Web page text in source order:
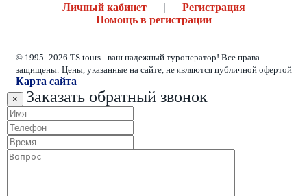
Личный кабинет| Регистрация
Помощь в регистрации
© 1995–2026 TS tours - ваш надежный туроператор! Все права
защищены. Цены, указанные на сайте, не являются публичной офертой
Карта сайта
× Заказать обратный звонок